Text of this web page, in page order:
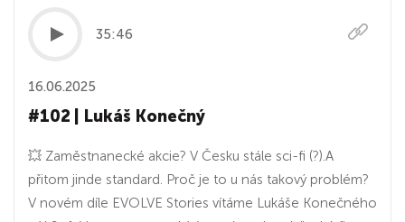
35:46
16.06.2025
#102 | Lukáš Konečný
💥 Zaměstnanecké akcie? V Česku stále sci-fi (?).A
přitom jinde standard. Proč je to u nás takový problém?
V novém díle EVOLVE Stories vítáme Lukáše Konečného